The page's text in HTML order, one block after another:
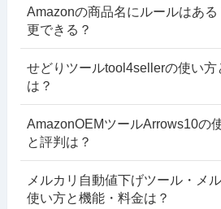
Amazonの商品名にルールはあ
更できる？
せどりツールtool4sellerの使い
は？
AmazonOEMツールArrows10の
と評判は？
メルカリ自動値下げツール・メ
使い方と機能・料金は？